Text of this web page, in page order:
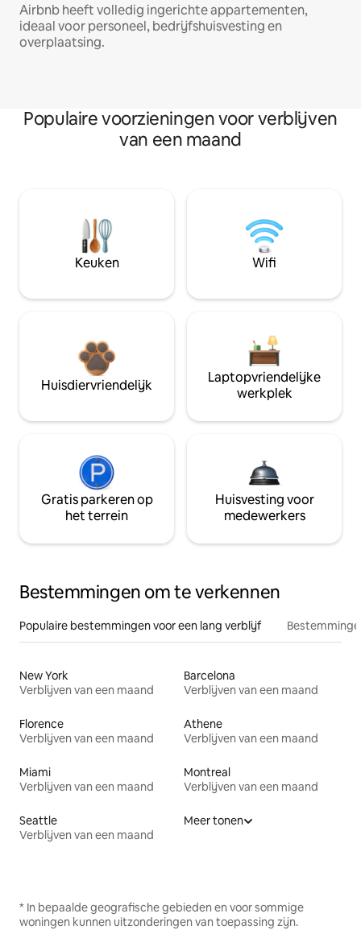
Airbnb heeft volledig ingerichte appartementen,
ideaal voor personeel, bedrijfshuisvesting en
overplaatsing.
Populaire voorzieningen voor verblijven
van een maand
Keuken Wifi
Huisdiervriendelijk
Laptopvriendelijke
werkplek
Gratis parkeren op
het terrein
Huisvesting voor
medewerkers
Bestemmingen om te verkennen
Populaire bestemmingen voor een lang verblijf
New York
Verblijven van een maand
Barcelona
Verblijven van een maand
Florence
Verblijven van een maand
Athene
Verblijven van een maand
Miami
Verblijven van een maand
Montreal
Verblijven van een maand
Seattle
Verblijven van een maand
Meer tonen
* In bepaalde geografische gebieden en voor sommige
woningen kunnen uitzonderingen van toepassing zijn.